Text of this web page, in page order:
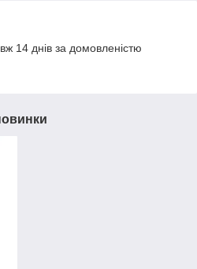
14 днів за домовленістю